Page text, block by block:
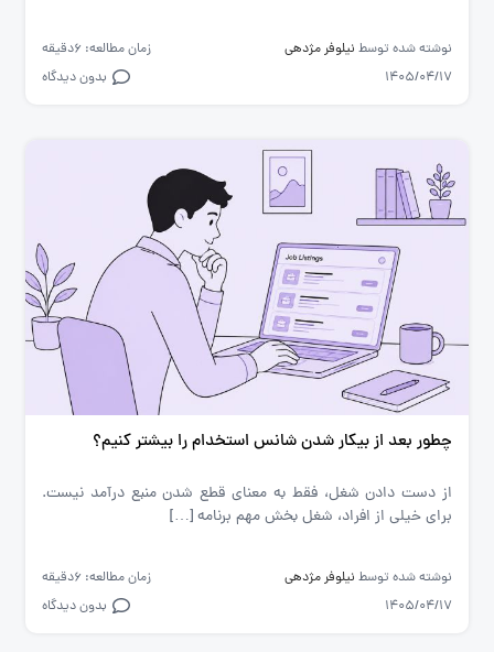
نوشته شده توسط نیلوفر مژدهی
زمان مطالعه: 6دقیقه
1405/04/17
بدون دیدگاه
چطور بعد از بیکار شدن شانس استخدام‌ را بیشتر کنیم؟
از دست دادن شغل، فقط به معنای قطع شدن منبع درآمد نیست.
برای خیلی از افراد، شغل بخش مهم برنامه […]
نوشته شده توسط نیلوفر مژدهی
زمان مطالعه: 6دقیقه
1405/04/17
بدون دیدگاه